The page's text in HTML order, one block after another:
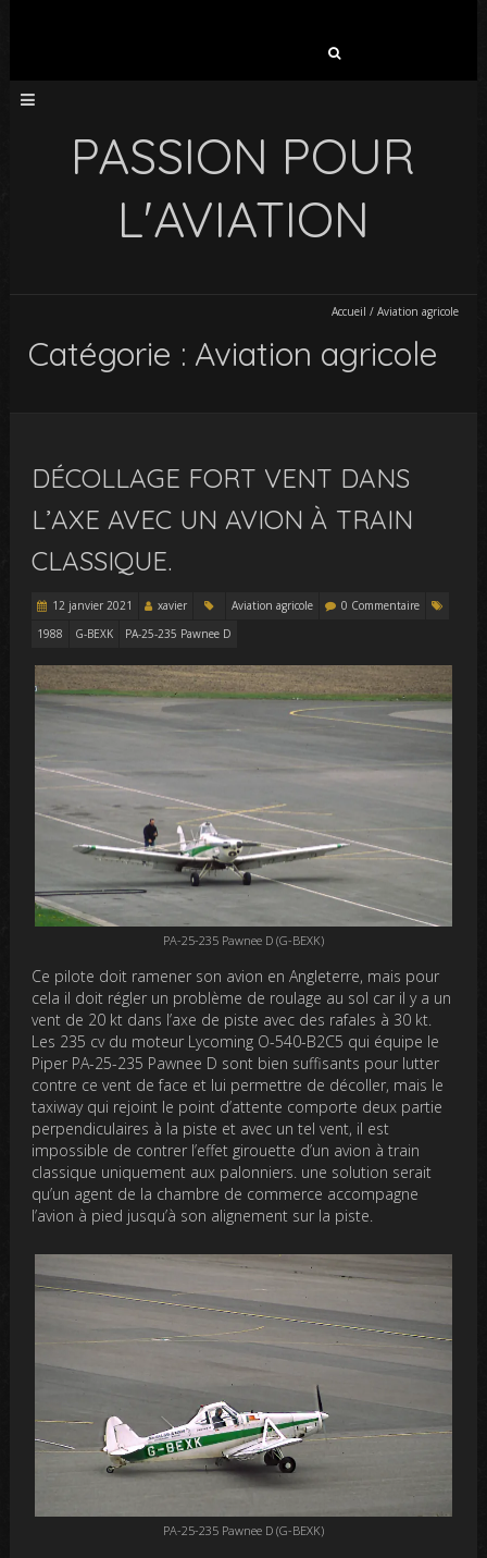
PASSION POUR
L'AVIATION
Accueil / Aviation agricole
Catégorie : Aviation agricole
DÉCOLLAGE FORT VENT DANS
L’AXE AVEC UN AVION À TRAIN
CLASSIQUE.
12 janvier 2021 xavier Aviation agricole
0 Commentaire
1988
G-BEXK PA-25-235 Pawnee D
PA-25-235 Pawnee D (G-BEXK)
Ce pilote doit ramener son avion en Angleterre, mais pour
cela il doit régler un problème de roulage au sol car il y a un
vent de 20 kt dans l’axe de piste avec des rafales à 30 kt.
Les 235 cv du moteur Lycoming O-540-B2C5 qui équipe le
Piper PA-25-235 Pawnee D sont bien suffisants pour lutter
contre ce vent de face et lui permettre de décoller, mais le
taxiway qui rejoint le point d’attente comporte deux partie
perpendiculaires à la piste et avec un tel vent, il est
impossible de contrer l’effet girouette d’un avion à train
classique uniquement aux palonniers. une solution serait
qu’un agent de la chambre de commerce accompagne
l’avion à pied jusqu’à son alignement sur la piste.
PA-25-235 Pawnee D (G-BEXK)